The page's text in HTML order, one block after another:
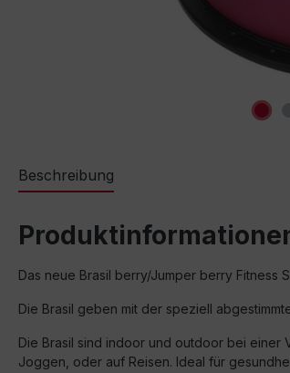
Beschreibung
Das neue Brasil berry/Jumper berry Fitness
Die Brasil geben mit der speziell
Die Brasil sind indoor und outdoor bei einer
Joggen, oder auf Reisen. Ideal für